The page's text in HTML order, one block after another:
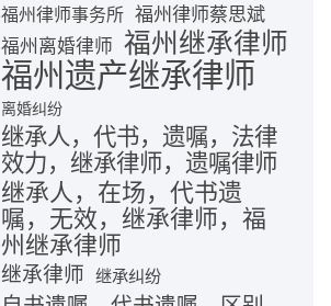
福州律师事务所 福州律师蔡思斌
福州离婚律师 福州继承律师
福州遗产继承律师
离婚纠纷
继承人，代书，遗嘱，法律
效力，继承律师，遗嘱律师
继承人，在场，代书遗
嘱，无效，继承律师，福
州继承律师
继承律师 继承纠纷